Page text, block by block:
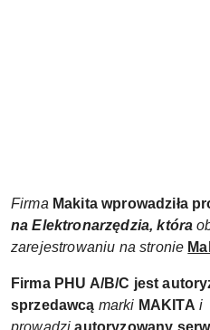
Firma Makita wprowadziła
na Elektronarzędzia, która
zarejestrowaniu na stronie
Firma PHU A/B/C jest
sprzedawcą marki MAKITA i
prowadziautoryzowany